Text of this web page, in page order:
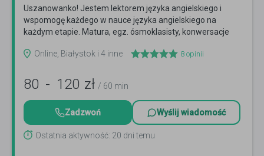
Uszanowanko! Jestem lektorem języka angielskiego i
wspomogę każdego w nauce języka angielskiego na
każdym etapie. Matura, egz. ósmoklasisty, konwersacje
Online, Białystok i 4 inne
8 opinii
80 - 120 zł / 60 min
Zadzwoń Wyślij wiadomość
Ostatnia aktywność: 20 dni temu